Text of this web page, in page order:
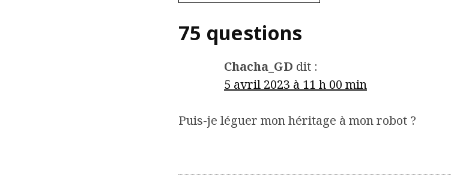
75 questions
Chacha_GD dit :
5 avril 2023 à 11 h 00 min
Puis-je léguer mon héritage à mon robot ?